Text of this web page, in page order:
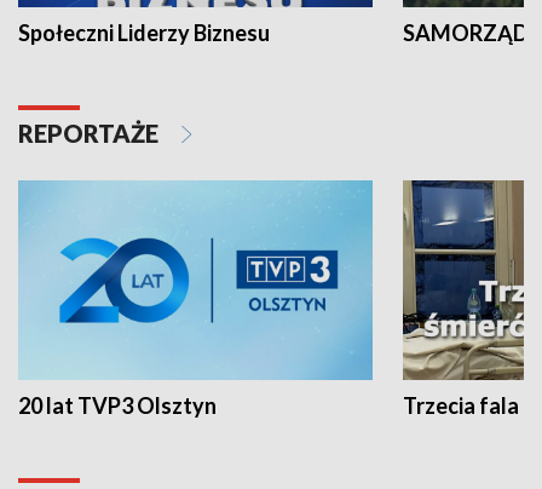
Społeczni Liderzy Biznesu SAMORZĄD
REPORTAŻE
20 lat TVP3 Olsztyn Trzecia fala -